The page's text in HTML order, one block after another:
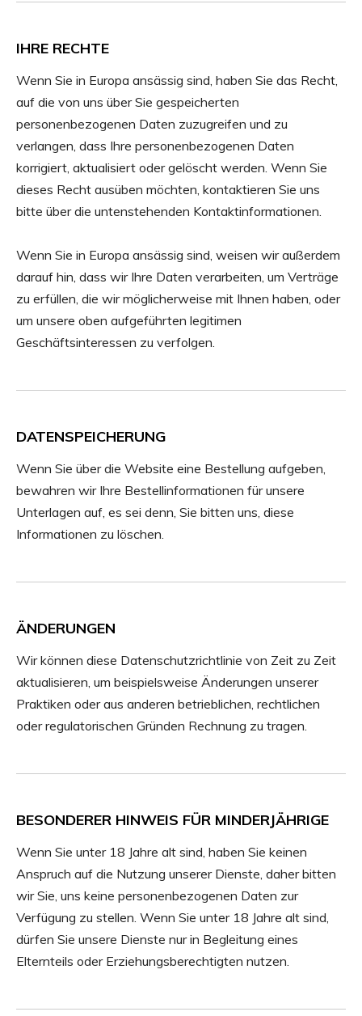
IHRE RECHTE
Wenn Sie in Europa ansässig sind, haben Sie das Recht,
auf die von uns über Sie gespeicherten
personenbezogenen Daten zuzugreifen und zu
verlangen, dass Ihre personenbezogenen Daten
korrigiert, aktualisiert oder gelöscht werden. Wenn Sie
dieses Recht ausüben möchten, kontaktieren Sie uns
bitte über die untenstehenden Kontaktinformationen.
Wenn Sie in Europa ansässig sind, weisen wir außerdem
darauf hin, dass wir Ihre Daten verarbeiten, um Verträge
zu erfüllen, die wir möglicherweise mit Ihnen haben, oder
um unsere oben aufgeführten legitimen
Geschäftsinteressen zu verfolgen.
DATENSPEICHERUNG
Wenn Sie über die Website eine Bestellung aufgeben,
bewahren wir Ihre Bestellinformationen für unsere
Unterlagen auf, es sei denn, Sie bitten uns, diese
Informationen zu löschen.
ÄNDERUNGEN
Wir können diese Datenschutzrichtlinie von Zeit zu Zeit
aktualisieren, um beispielsweise Änderungen unserer
Praktiken oder aus anderen betrieblichen, rechtlichen
oder regulatorischen Gründen Rechnung zu tragen.
BESONDERER HINWEIS FÜR MINDERJÄHRIGE
Wenn Sie unter 18 Jahre alt sind, haben Sie keinen
Anspruch auf die Nutzung unserer Dienste, daher bitten
wir Sie, uns keine personenbezogenen Daten zur
Verfügung zu stellen. Wenn Sie unter 18 Jahre alt sind,
dürfen Sie unsere Dienste nur in Begleitung eines
Elternteils oder Erziehungsberechtigten nutzen.